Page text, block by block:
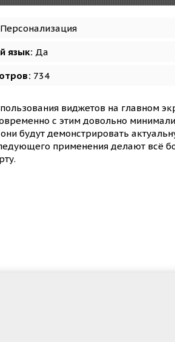
Персонализация
язык: Да
734
виджетов на главном
с этим довольно
будут демонстрировать
применения делают всё